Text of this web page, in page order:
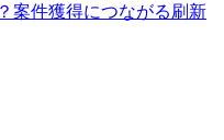
案件獲得につながる刷新